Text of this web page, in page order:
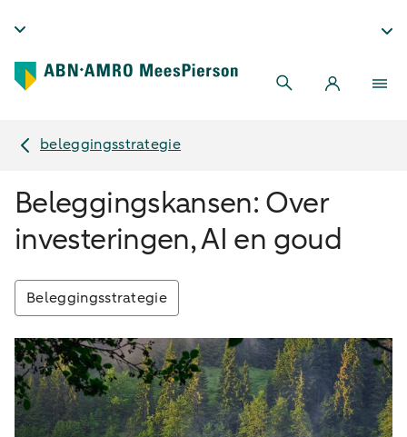
beleggingsstrategie
Beleggingskansen: Over
investeringen, AI en goud
Beleggingsstrategie